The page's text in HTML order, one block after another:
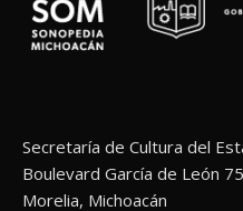
Secretaría de Cultura del
Boulevard García de León
Morelia, Michoacán